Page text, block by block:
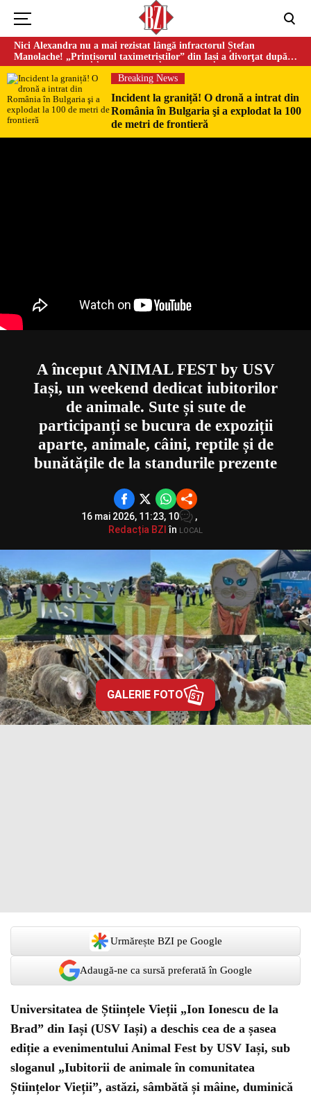
Nici Alexandra nu a mai rezistat lângă infractorul Ștefan
Manolache! „Prințișorul taximetriștilor” din Iași a divorţat după
doi ani de căsnicie
Breaking News
Incident la graniță! O dronă a intrat din
România în Bulgaria şi a explodat la 100
de metri de frontieră
A început ANIMAL FEST by USV
Iași, un weekend dedicat iubitorilor
de animale. Sute și sute de
participanți se bucura de expoziții
aparte, animale, câini, reptile și de
bunătățile de la standurile prezente
16 mai 2026, 11:23, 10
,
Redacția BZI în LOCAL
GALERIE FOTO 51
Urmărește BZI pe Google
Adaugă-ne ca sursă preferată în Google
Universitatea de Științele Vieții „Ion Ionescu de la
Brad” din Iași (USV Iași) a deschis cea de a șasea
ediție a evenimentului Animal Fest by USV Iași, sub
sloganul „Iubitorii de animale în comunitatea
Științelor Vieții”, astăzi, sâmbătă și mâine, duminică